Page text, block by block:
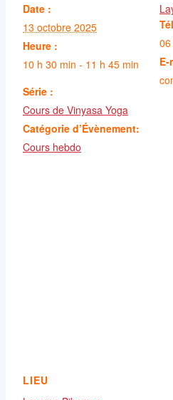
Date :
13 octobre 2025
Heure :
10 h 30 min - 11 h 45 min
Série :
Cours de Vinyasa Yoga
Catégorie d’Évènement:
Cours hebdo
E-
LIEU